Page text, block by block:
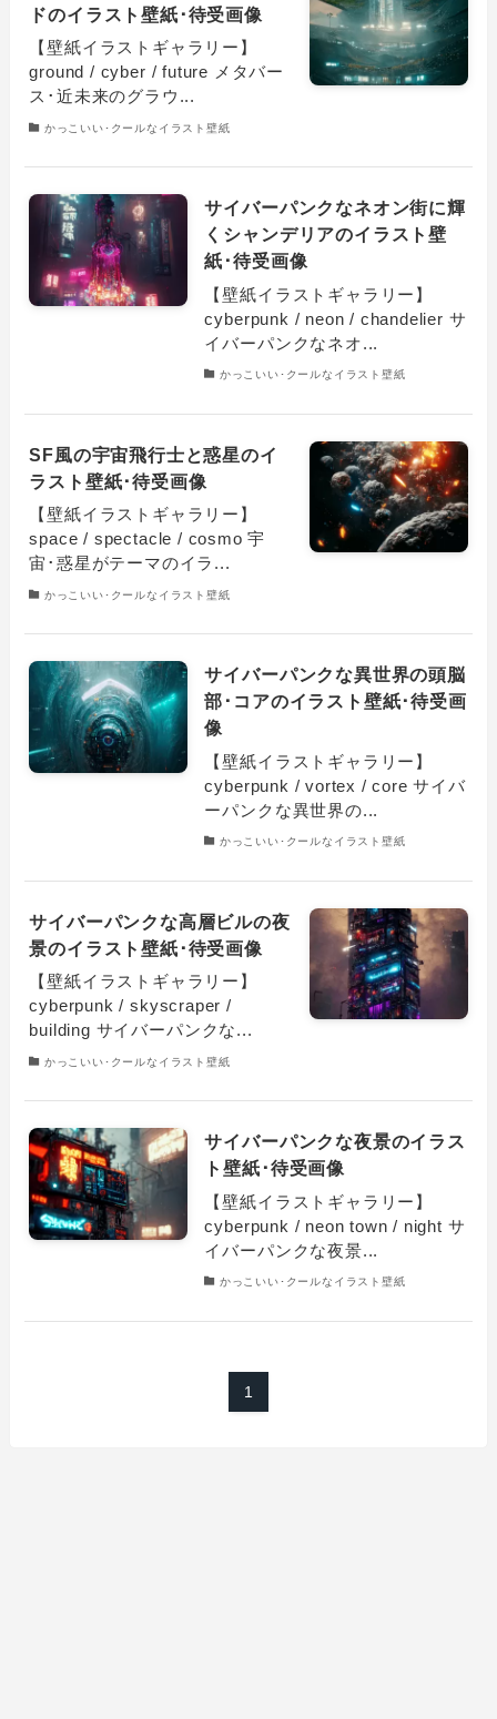
ドのイラスト壁紙･待受画像
【壁紙イラストギャラリー】
ground / cyber / future メタバー
ス･近未来のグラウ...
かっこいい･クールなイラスト壁紙
サイバーパンクなネオン街に輝
くシャンデリアのイラスト壁
紙･待受画像
【壁紙イラストギャラリー】
cyberpunk / neon / chandelier サ
イバーパンクなネオ...
かっこいい･クールなイラスト壁紙
SF風の宇宙飛行士と惑星のイ
ラスト壁紙･待受画像
【壁紙イラストギャラリー】
space / spectacle / cosmo 宇
宙･惑星がテーマのイラ...
かっこいい･クールなイラスト壁紙
サイバーパンクな異世界の頭脳
部･コアのイラスト壁紙･待受画
像
【壁紙イラストギャラリー】
cyberpunk / vortex / core サイバ
ーパンクな異世界の...
かっこいい･クールなイラスト壁紙
サイバーパンクな高層ビルの夜
景のイラスト壁紙･待受画像
【壁紙イラストギャラリー】
cyberpunk / skyscraper /
building サイバーパンクな...
かっこいい･クールなイラスト壁紙
サイバーパンクな夜景のイラス
ト壁紙･待受画像
【壁紙イラストギャラリー】
cyberpunk / neon town / night サ
イバーパンクな夜景...
かっこいい･クールなイラスト壁紙
1